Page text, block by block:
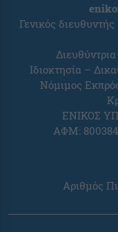
Γενικός
Ιδιοκτησία –
Νόμιμος
ΕΝΙΚΟΣ
ΑΦΜ:
Αριθμός